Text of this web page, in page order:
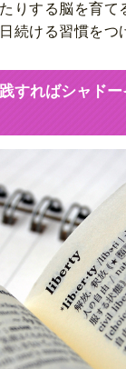
りする脳を育て
続ける習慣をつ
すればシャド